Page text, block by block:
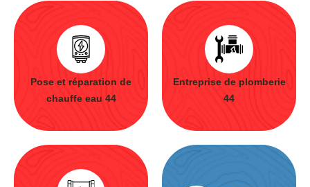
Pose et réparation de
chauffe eau 44
Entreprise de plomberie
44